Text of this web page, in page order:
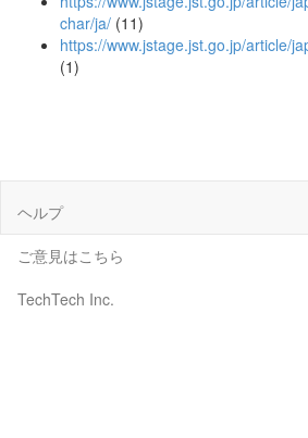
char/ja/ (11)
https://www.jstage.jst.go.jp/article/
(1)
ヘルプ
ご意見はこちら
TechTech Inc.